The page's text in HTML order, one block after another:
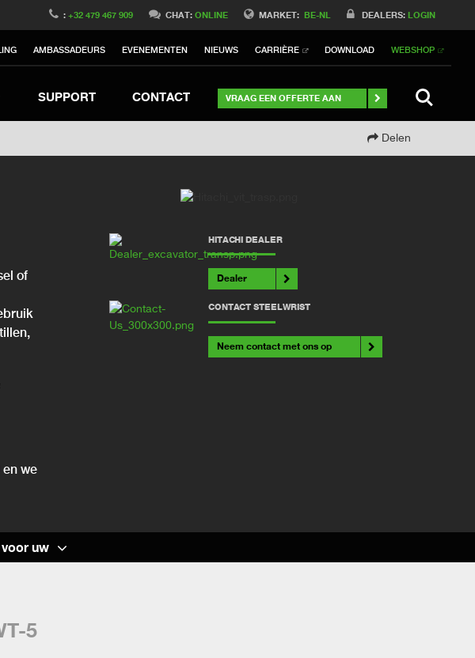
MARKET: BE-NL DEALERS: LOGIN
:+32 479 467 909 CHAT:ONLINE
AMBASSADEURS EVENEMENTEN NIEUWS CARRIÈRE DOWNLOAD WEBSHOP
SUPPORT CONTACT VRAAG EEN OFFERTE AAN
Switch to Belgique Switch to International
Switch to Norway Switch to North America
Italy Switch to Germany
Delen
of
en we
HITACHI DEALER
Dealer
CONTACT STEELWRIST
Neem contact met ons op
5
uw